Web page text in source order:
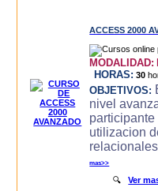
ACCESS 2000
MODALIDAD:
HORAS: 30
OBJETIVOS:
nivel
utilizacion
mas>>
🔍Ver